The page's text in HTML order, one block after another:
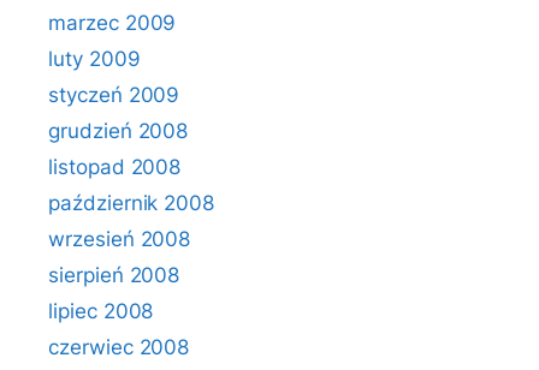
marzec 2009
luty 2009
styczeń 2009
grudzień 2008
listopad 2008
październik 2008
wrzesień 2008
sierpień 2008
lipiec 2008
czerwiec 2008